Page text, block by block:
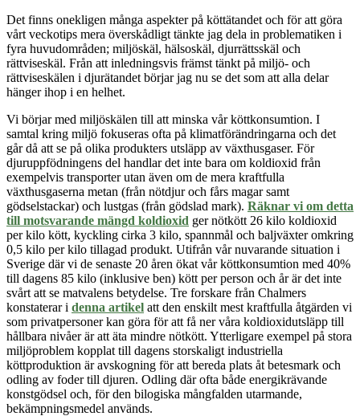
Det finns onekligen många aspekter på köttätandet och för att göra
vårt veckotips mera överskådligt tänkte jag dela in problematiken i
fyra huvudområden; miljöskäl, hälsoskäl, djurrättsskäl och
rättviseskäl. Från att inledningsvis främst tänkt på miljö- och
rättviseskälen i djurätandet börjar jag nu se det som att alla delar
hänger ihop i en helhet.
Vi börjar med miljöskälen till att minska vår köttkonsumtion. I
samtal kring miljö fokuseras ofta på klimatförändringarna och det
går då att se på olika produkters utsläpp av växthusgaser. För
djuruppfödningens del handlar det inte bara om koldioxid från
exempelvis transporter utan även om de mera kraftfulla
växthusgaserna metan (från nötdjur och fårs magar samt
gödselstackar) och lustgas (från gödslad mark). Räknar vi om detta
till motsvarande mängd koldioxid ger nötkött 26 kilo koldioxid
per kilo kött, kyckling cirka 3 kilo, spannmål och baljväxter omkring
0,5 kilo per kilo tillagad produkt. Utifrån vår nuvarande situation i
Sverige där vi de senaste 20 åren ökat vår köttkonsumtion med 40%
till dagens 85 kilo (inklusive ben) kött per person och år är det inte
svårt att se matvalens betydelse. Tre forskare från Chalmers
konstaterar i denna artikel att den enskilt mest kraftfulla åtgärden vi
som privatpersoner kan göra för att få ner våra koldioxidutsläpp till
hållbara nivåer är att äta mindre nötkött. Ytterligare exempel på stora
miljöproblem kopplat till dagens storskaligt industriella
köttproduktion är avskogning för att bereda plats åt betesmark och
odling av foder till djuren. Odling där ofta både energikrävande
konstgödsel och, för den bilogiska mångfalden utarmande,
bekämpningsmedel används.